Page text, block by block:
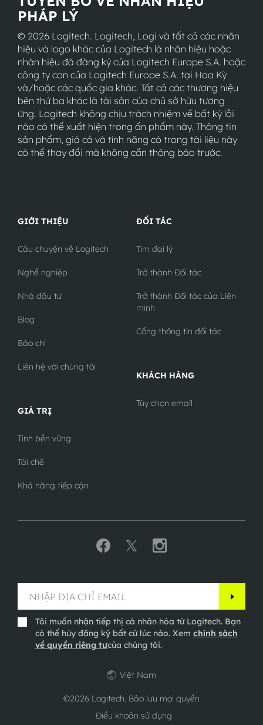
PHÁP LÝ
© 2026 Logitech. Logitech, Logi và tất cả các nhãn
hiệu và logo khác của Logitech là nhãn hiệu hoặc
nhãn hiệu đã đăng ký của Logitech Europe S.A. hoặc
công ty con của Logitech Europe S.A. tại Hoa Kỳ
và/hoặc các quốc gia khác. Tất cả các thương hiệu
bên thứ ba khác là tài sản của chủ sở hữu tương
ứng. Logitech không chịu trách nhiệm về bất kỳ lỗi
nào có thể xuất hiện trong ấn phẩm này. Thông tin
sản phẩm, giá cả và tính năng có trong tài liệu này
có thể thay đổi mà không cần thông báo trước.
GIỚI THIỆU
Câu chuyện về Logitech
Nghề nghiệp
Nhà đầu tư
Blog
Báo chí
Liên hệ với chúng tôi
GIÁ TRỊ
Tính bền vững
Tái chế
Khả năng tiếp cận
ĐỐI TÁC
Tìm đại lý
Trở thành Đối tác
Trở thành Đối tác của Liên
minh
Cổng thông tin đối tác
KHÁCH HÀNG
Tùy chọn email
Tôi muốn nhận tiếp thị cá nhân hóa từ Logitech. Bạn
có thể hủy đăng ký bất cứ lúc nào. Xem chính sách
về quyền riêng tưcủa chúng tôi.
©2026 Logitech. Bảo lưu mọi quyền
Điều khoản sử dụng
Việt Nam